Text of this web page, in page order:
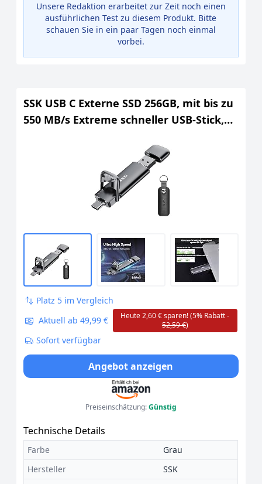
Unsere Redaktion erarbeitet zur Zeit noch einen
ausführlichen Test zu diesem Produkt. Bitte
schauen Sie in ein paar Tagen noch einmal
vorbei.
SSK USB C Externe SSD 256GB, mit bis zu
550 MB/s Extreme schneller USB-Stick,
Speicherstick für Android-Telefon,
Laptop, Tablet, Mac
Platz 5 im Vergleich
Aktuell ab 49,99 €
Heute 2,60 € sparen! (5% Rabatt -
52,59 €)
Sofort verfügbar
Angebot anzeigen
Preiseinschätzung:Günstig
Technische Details
Farbe
Grau
Hersteller
SSK